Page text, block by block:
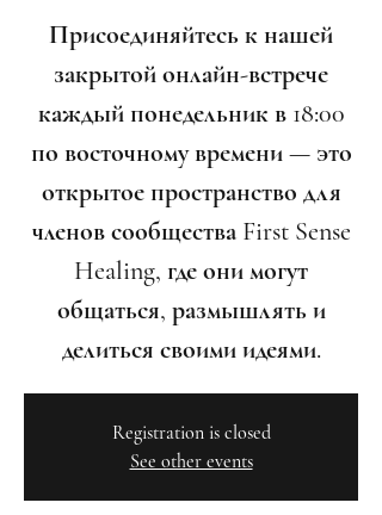
Присоединяйтесь к нашей
закрытой онлайн-встрече
каждый понедельник в 18:00
по восточному времени — это
открытое пространство для
членов сообщества First Sense
Healing, где они могут
общаться, размышлять и
делиться своими идеями.
Registration is closed
See other events